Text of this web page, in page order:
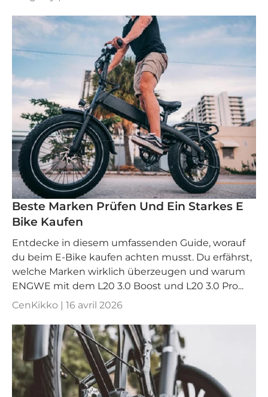
Beste Marken Prüfen Und Ein Starkes E
Bike Kaufen
Entdecke in diesem umfassenden Guide, worauf
du beim E-Bike kaufen achten musst. Du erfährst,
welche Marken wirklich überzeugen und warum
ENGWE mit dem L20 3.0 Boost und L20 3.0 Pro...
CenKikko | 16 avril 2026